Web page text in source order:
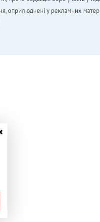
оприлюднені у рекламних